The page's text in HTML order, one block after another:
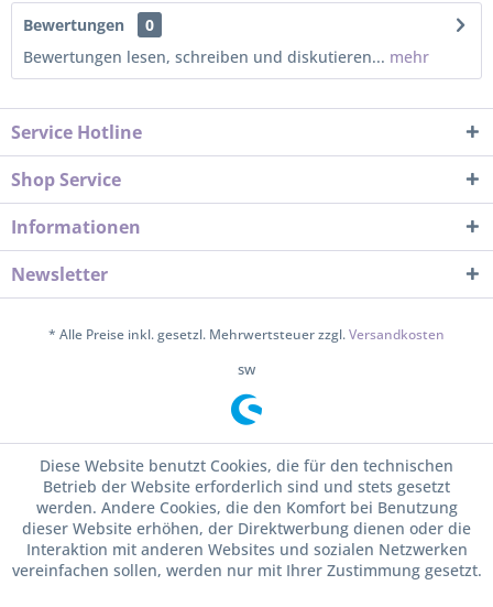
Bewertungen
0
Bewertungen lesen, schreiben und diskutieren... mehr
Service Hotline
Shop Service
Informationen
Newsletter
* Alle Preise inkl. gesetzl. Mehrwertsteuer zzgl.Versandkosten
sw
Diese Website benutzt Cookies, die für den technischen
Betrieb der Website erforderlich sind und stets gesetzt
werden. Andere Cookies, die den Komfort bei Benutzung
dieser Website erhöhen, der Direktwerbung dienen oder die
Interaktion mit anderen Websites und sozialen Netzwerken
vereinfachen sollen, werden nur mit Ihrer Zustimmung gesetzt.